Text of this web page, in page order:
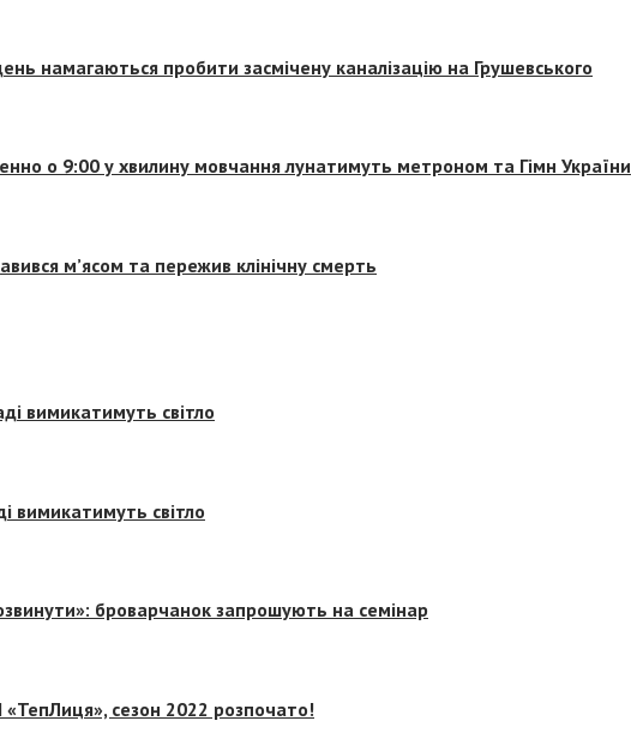
намагаються пробити засмічену каналізацію на Грушевського
о 9:00 у хвилину мовчання лунатимуть метроном та Гімн України
м’ясом та пережив клінічну смерть
вимикатимуть світло
вимикатимуть світло
броварчанок запрошують на семінар
«ТепЛиця», сезон 2022 розпочато!